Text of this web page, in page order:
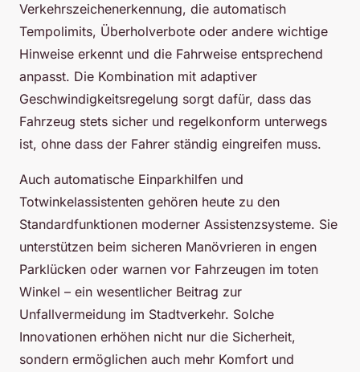
Verkehrszeichenerkennung, die automatisch
Tempolimits, Überholverbote oder andere wichtige
Hinweise erkennt und die Fahrweise entsprechend
anpasst. Die Kombination mit adaptiver
Geschwindigkeitsregelung sorgt dafür, dass das
Fahrzeug stets sicher und regelkonform unterwegs
ist, ohne dass der Fahrer ständig eingreifen muss.
Auch automatische Einparkhilfen und
Totwinkelassistenten gehören heute zu den
Standardfunktionen moderner Assistenzsysteme. Sie
unterstützen beim sicheren Manövrieren in engen
Parklücken oder warnen vor Fahrzeugen im toten
Winkel – ein wesentlicher Beitrag zur
Unfallvermeidung im Stadtverkehr. Solche
Innovationen erhöhen nicht nur die Sicherheit,
sondern ermöglichen auch mehr Komfort und